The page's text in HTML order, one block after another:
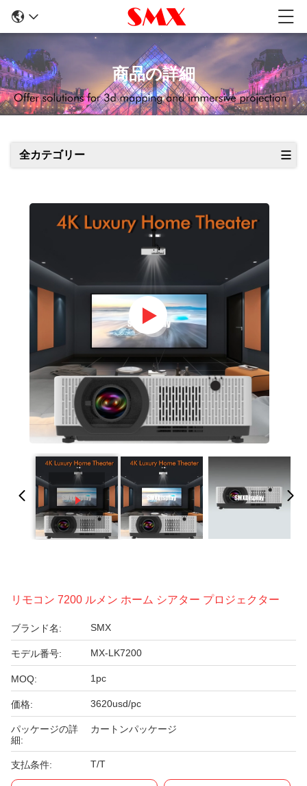
商品の詳細
全カテゴリー
リモコン 7200 ルメン ホーム シアター プロジェクター
ブランド名: SMX
モデル番号: MX-LK7200
MOQ: 1pc
価格: 3620usd/pc
パッケージの詳
細:
カートンパッケージ
支払条件: T/T